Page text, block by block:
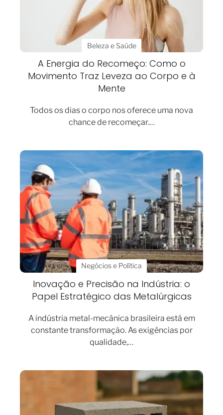
Beleza e Saúde
A Energia do Recomeço: Como o
Movimento Traz Leveza ao Corpo e à
Mente
Todos os dias o corpo nos oferece uma nova
chance de recomeçar.…
Negócios e Política
Inovação e Precisão na Indústria: o
Papel Estratégico das Metalúrgicas
A indústria metal-mecânica brasileira está em
constante transformação. As exigências por
qualidade,…